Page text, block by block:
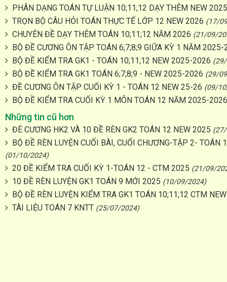
PHÂN DẠNG TOÁN TỰ LUẬN 10;11;12 DẠY THÊM NEW
TRỌN BỘ CÂU HỎI TOÁN THỰC TẾ LỚP 12 NEW 2026 (17/
CHUYÊN ĐỀ DẠY THÊM TOÁN 10;11;12 NĂM 2026 (21/09/
BỘ ĐỀ CƯƠNG ÔN TẬP TOÁN 6;7;8;9 GIỮA KỲ 1 NĂM
BỘ ĐỀ KIỂM TRA GK1 - TOÁN 10;11;12 NEW 2025-2026
BỘ ĐỀ KIỂM TRA GK1 TOÁN 6;7;8;9 - NEW 2025-2026 (29/
ĐỀ CƯƠNG ÔN TẬP CUỐI KỲ 1 - TOÁN 12 NEW 25-26 (09/
BỘ ĐỀ KIỂM TRA CUỐI KỲ 1 MÔN TOÁN 12 NĂM 2025-2026
Những tin cũ hơn
ĐÈ CƯƠNG HK2 VÀ 10 ĐỀ RÈN GK2 TOÁN 12 NEW 2025
BỘ ĐỀ RÈN LUYỆN CUỐI BÀI, CUỐI CHƯƠNG-TẬP 2- TOÁN
(01/10/2024)
20 ĐỀ KIỂM TRA CUỐI KỲ 1-TOÁN 12 - CTM 2025 (21/09/
10 ĐỀ RÈN LUYỆN GK1 TOÁN 9 MỚI 2025 (10/09/2024)
BỘ ĐỀ RÈN LUYỆN KIỂM TRA GK1 TOÁN 10;11;12 CTM
TÀI LIỆU TOÁN 7 KNTT (25/07/2024)